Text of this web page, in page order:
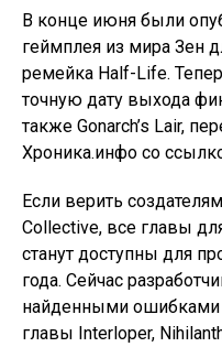
В конце июня были
геймплея из мира Зен
ремейка Half-Life.
точную дату выхода
также Gonarch’s Lair,
Хроника.инфо со
Если верить
Collective, все главы
станут доступны для
года. Сейчас
найденными
главы Interloper,